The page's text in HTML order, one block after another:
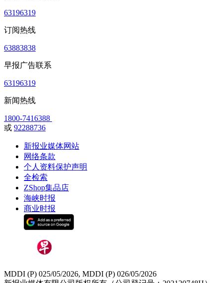
63196319
订阅热线
63883838
早报广告联系
63196319
新闻热线
1800-7416388
或 92288736
新报业媒体网站
网络条款
个人资料保护声明
全检索
ZShop集品店
海峡时报
商业时报
MDDI (P) 025/05/2026, MDDI (P) 026/05/2026